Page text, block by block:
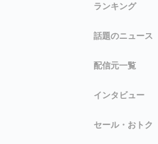
ランキング
話題のニュース
配信元一覧
インタビュー
セール・おトク